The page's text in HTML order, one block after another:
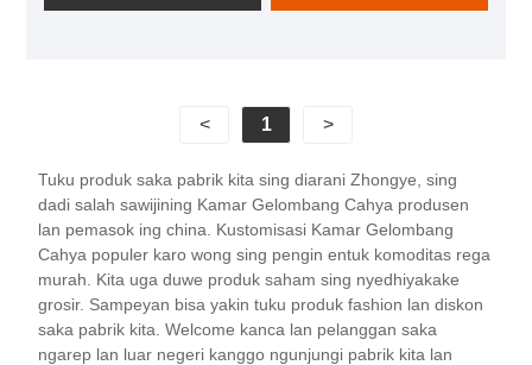
ing lingkungan suhu sing kurang, entuk efek sing
nyetel emosi, nanging uga dilengkapi fasilitas
hiburan sing modis kayata speaker digital lan lampu
uga santai awak lan pikiran. Kamar gelombang
cahya 1 wong cocok kanggo macem-macem
panggonan kayata omah, hotel, apartemen, lan liya-
liyane. Bahan kasebut biasane kayu berkualitas
tinggi kayata hemlock Kanada lan cedar abang,
njamin daya tahan lan estetika produk kasebut.
< 1 >
Tuku produk saka pabrik kita sing diarani Zhongye, sing
dadi salah sawijining Kamar Gelombang Cahya produsen
lan pemasok ing china. Kustomisasi Kamar Gelombang
Cahya populer karo wong sing pengin entuk komoditas rega
murah. Kita uga duwe produk saham sing nyedhiyakake
grosir. Sampeyan bisa yakin tuku produk fashion lan diskon
saka pabrik kita. Welcome kanca lan pelanggan saka
ngarep lan luar negeri kanggo ngunjungi pabrik kita lan